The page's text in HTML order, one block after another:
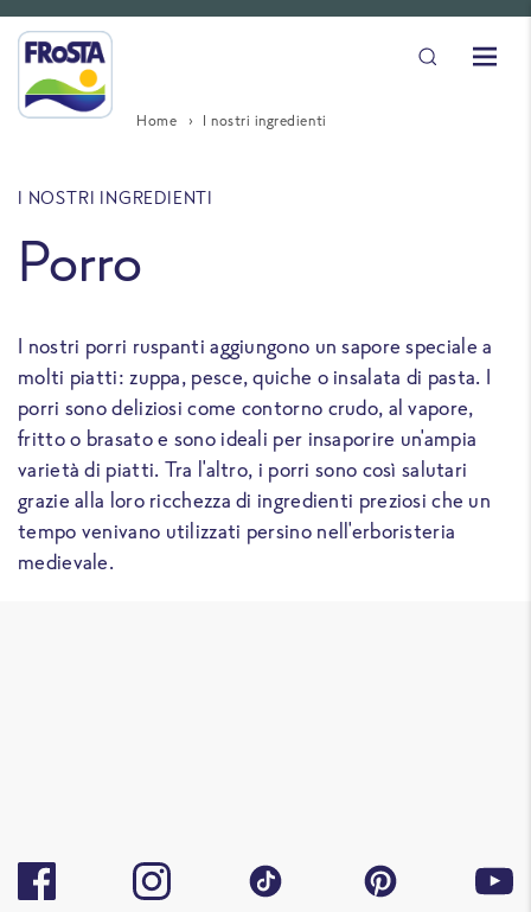
Home I nostri ingredienti
I NOSTRI INGREDIENTI
Porro
I nostri porri ruspanti aggiungono un sapore speciale a
molti piatti: zuppa, pesce, quiche o insalata di pasta. I
porri sono deliziosi come contorno crudo, al vapore,
fritto o brasato e sono ideali per insaporire un'ampia
varietà di piatti. Tra l'altro, i porri sono così salutari
grazie alla loro ricchezza di ingredienti preziosi che un
tempo venivano utilizzati persino nell'erboristeria
medievale.